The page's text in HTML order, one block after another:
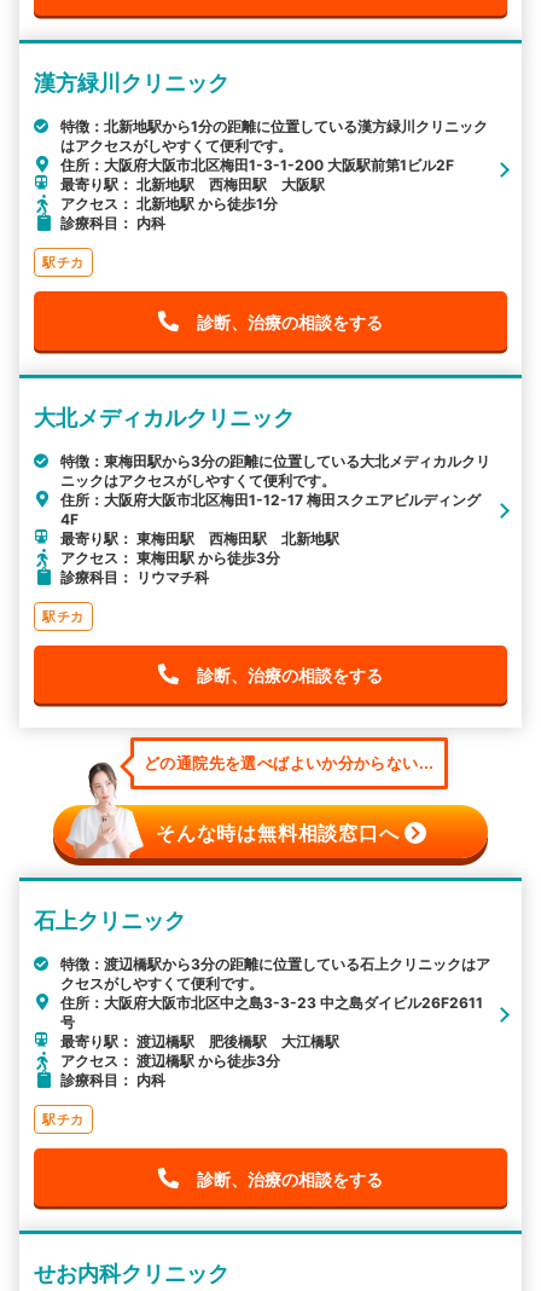
漢方緑川クリニック
特徴：北新地駅から1分の距離に位置している漢方緑川クリニック
はアクセスがしやすくて便利です。
住所：大阪府大阪市北区梅田1-3-1-200 大阪駅前第1ビル2F
最寄り駅： 北新地駅 西梅田駅 大阪駅
アクセス： 北新地駅 から徒歩1分
診療科目： 内科
駅チカ
診断、治療の相談をする
大北メディカルクリニック
特徴：東梅田駅から3分の距離に位置している大北メディカルクリ
ニックはアクセスがしやすくて便利です。
住所：大阪府大阪市北区梅田1-12-17 梅田スクエアビルディング
4F
最寄り駅： 東梅田駅 西梅田駅 北新地駅
アクセス： 東梅田駅 から徒歩3分
診療科目： リウマチ科
駅チカ
診断、治療の相談をする
どの通院先を選べばよいか分からない...
そんな時は無料相談窓口へ
石上クリニック
特徴：渡辺橋駅から3分の距離に位置している石上クリニックはア
クセスがしやすくて便利です。
住所：大阪府大阪市北区中之島3-3-23 中之島ダイビル26F2611
号
最寄り駅： 渡辺橋駅 肥後橋駅 大江橋駅
アクセス： 渡辺橋駅 から徒歩3分
診療科目： 内科
駅チカ
診断、治療の相談をする
せお内科クリニック